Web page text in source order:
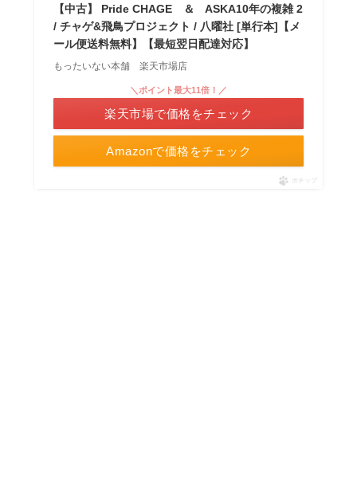
【中古】 Pride CHAGE ＆ ASKA10年の複雑 2
/ チャゲ&飛鳥プロジェクト / 八曜社 [単行本]【メ
ール便送料無料】【最短翌日配達対応】
もったいない本舗 楽天市場店
Amazonで価格をチェック
＼ポイント最大11倍！／
楽天市場で価格をチェック
ポチップ